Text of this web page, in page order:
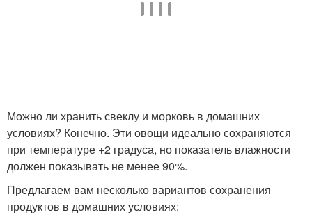
Можно ли хранить свеклу и морковь в домашних
условиях? Конечно. Эти овощи идеально сохраняются
при температуре +2 градуса, но показатель влажности
должен показывать не менее 90%.
Предлагаем вам несколько вариантов сохранения
продуктов в домашних условиях: